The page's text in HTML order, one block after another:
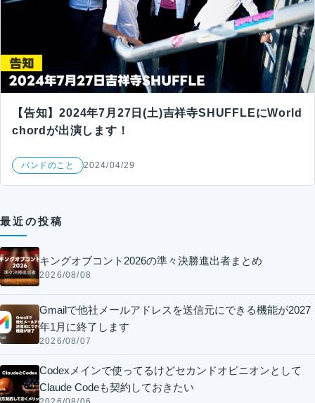
【告知】2024年7月27日(土)吉祥寺SHUFFLEにWorld
chordが出演します！
バンドのこと 2024/04/29
最近の投稿
キングオブコント2026の準々決勝進出者まとめ
2026/08/08
Gmailで他社メールアドレスを送信元にできる機能が2027
年1月に終了します
2026/08/07
Codexメインで使ってるけどセカンドオピニオンとして
Claude Codeも契約しておきたい